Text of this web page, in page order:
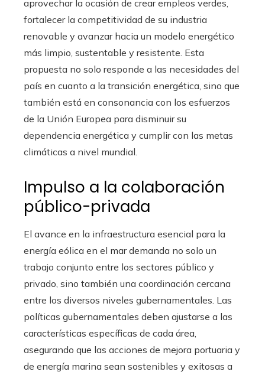
aprovechar la ocasión de crear empleos verdes,
fortalecer la competitividad de su industria
renovable y avanzar hacia un modelo energético
más limpio, sustentable y resistente. Esta
propuesta no solo responde a las necesidades del
país en cuanto a la transición energética, sino que
también está en consonancia con los esfuerzos
de la Unión Europea para disminuir su
dependencia energética y cumplir con las metas
climáticas a nivel mundial.
Impulso a la colaboración
público-privada
El avance en la infraestructura esencial para la
energía eólica en el mar demanda no solo un
trabajo conjunto entre los sectores público y
privado, sino también una coordinación cercana
entre los diversos niveles gubernamentales. Las
políticas gubernamentales deben ajustarse a las
características específicas de cada área,
asegurando que las acciones de mejora portuaria y
de energía marina sean sostenibles y exitosas a